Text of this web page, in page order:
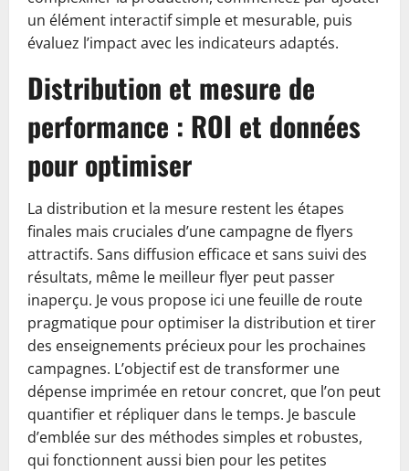
un élément interactif simple et mesurable, puis
évaluez l’impact avec les indicateurs adaptés.
Distribution et mesure de
performance : ROI et données
pour optimiser
La distribution et la mesure restent les étapes
finales mais cruciales d’une campagne de flyers
attractifs. Sans diffusion efficace et sans suivi des
résultats, même le meilleur flyer peut passer
inaperçu. Je vous propose ici une feuille de route
pragmatique pour optimiser la distribution et tirer
des enseignements précieux pour les prochaines
campagnes. L’objectif est de transformer une
dépense imprimée en retour concret, que l’on peut
quantifier et répliquer dans le temps. Je bascule
d’emblée sur des méthodes simples et robustes,
qui fonctionnent aussi bien pour les petites